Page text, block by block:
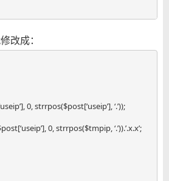
改成：
0, strrpos($post[‘useip’], ‘.’));
0, strrpos($tmpip, ‘.’)).’.x.x’;